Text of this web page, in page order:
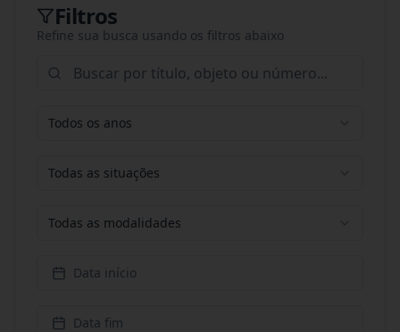
Filtros
Refine sua busca usando os filtros abaixo
Todos os anos
Todas as situações
Todas as modalidades
Data início
Data fim